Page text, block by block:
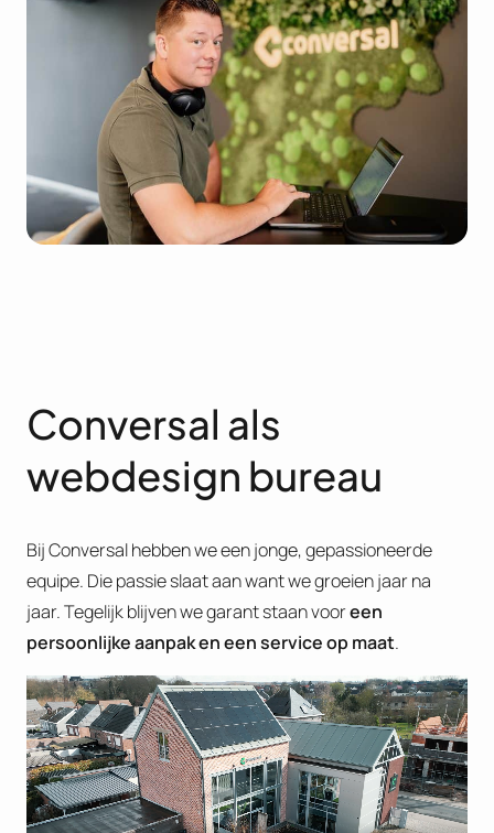
Conversal als
webdesign bureau
Bij Conversal hebben we een jonge, gepassioneerde
equipe. Die passie slaat aan want we groeien jaar na
jaar. Tegelijk blijven we garant staan vooreen
persoonlijke aanpak en een service op maat.